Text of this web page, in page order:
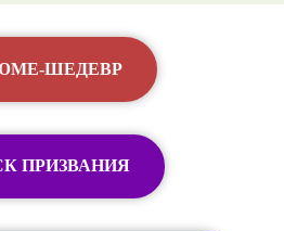
ШЕДЕВР
ПРИЗВАНИЯ